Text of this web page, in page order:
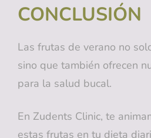
CONCLUSIÓN
Las frutas de verano no
sino que también ofrecen
para la salud bucal.
En Zudents Clinic, te
estas frutas en tu dieta